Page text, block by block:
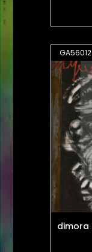
GA56012
dimora